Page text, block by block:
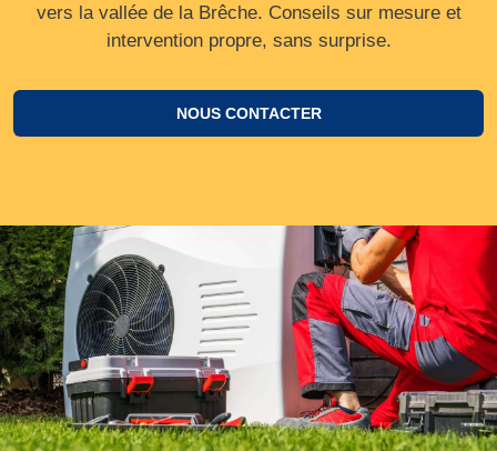
vers la vallée de la Brêche. Conseils sur mesure et
intervention propre, sans surprise.
NOUS CONTACTER